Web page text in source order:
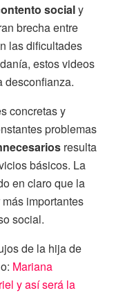
socialy
brecha entre
las dificultades
estos videos
desconfianza.
concretas y
problemas
resulta
básicos. La
en claro que la
importantes
social.
de la hija de
Mariana
y así será la